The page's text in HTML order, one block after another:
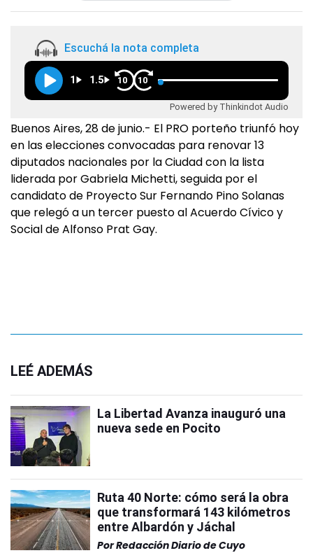
Escuchá la nota completa
1 1.5 10 10
Powered by Thinkindot Audio
Buenos Aires, 28 de junio.- El PRO porteño triunfó hoy
en las elecciones convocadas para renovar 13
diputados nacionales por la Ciudad con la lista
liderada por Gabriela Michetti, seguida por el
candidato de Proyecto Sur Fernando Pino Solanas
que relegó a un tercer puesto al Acuerdo Cívico y
Social de Alfonso Prat Gay.
LEÉ ADEMÁS
La Libertad Avanza inauguró una
nueva sede en Pocito
Ruta 40 Norte: cómo será la obra
que transformará 143 kilómetros
entre Albardón y Jáchal
PorRedacción Diario de Cuyo